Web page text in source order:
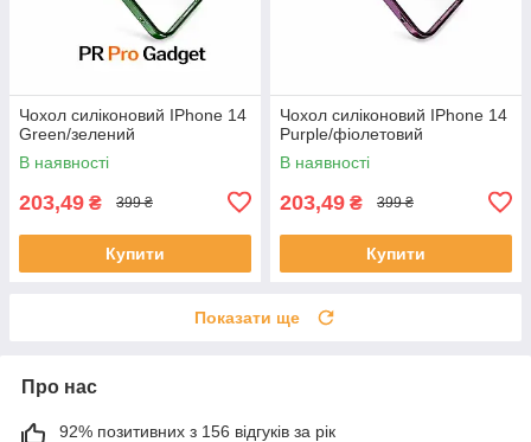
Чохол силіконовий IPhone 14
Green/зелений
В наявності
203,49 ₴ 399 ₴
Купити
Чохол силіконовий IPhone 14
Purple/фіолетовий
В наявності
203,49 ₴ 399 ₴
Купити
Показати ще
Про нас
92% позитивних з 156 відгуків за рік